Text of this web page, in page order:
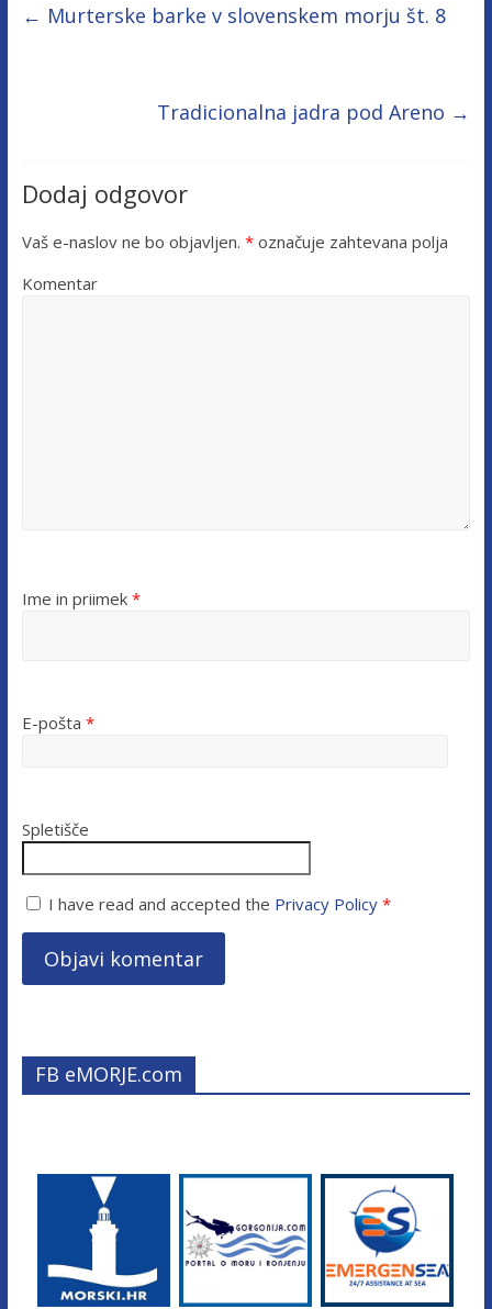
← Murterske barke v slovenskem morju št. 8
Tradicionalna jadra pod Areno →
Dodaj odgovor
Vaš e-naslov ne bo objavljen. *označuje zahtevana polja
Komentar
Ime in priimek *
E-pošta *
Spletišče
I have read and accepted the Privacy Policy*
FB eMORJE.com